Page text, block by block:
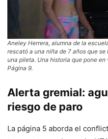
Aneley Herrera, alumna de la
rescató a una niña de 7 años que
una pileta. Una historia que pone
Página 9.
Alerta gremial:
riesgo de paro
La página 5 aborda el